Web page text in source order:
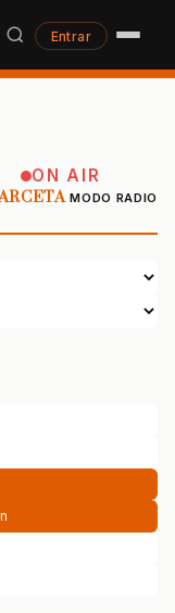
Entrar
ON AIR
MODO RADIO